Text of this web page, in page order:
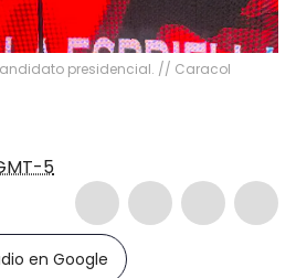
presidencial. // Caracol
5
en Google